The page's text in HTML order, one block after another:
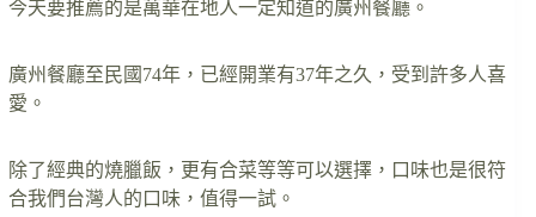
今天要推薦的是萬華在地人一定知道的廣州餐廳。
廣州餐廳至民國74年，已經開業有37年之久，受到許多人喜
愛。
除了經典的燒臘飯，更有合菜等等可以選擇，口味也是很符
合我們台灣人的口味，值得一試。